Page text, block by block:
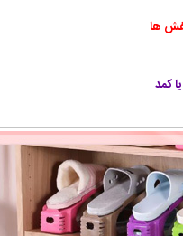
ها
کمد